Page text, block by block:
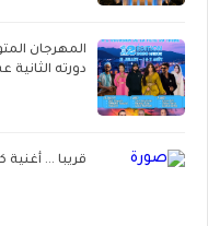
المهرجان
دورته الثانية
قريبا ...